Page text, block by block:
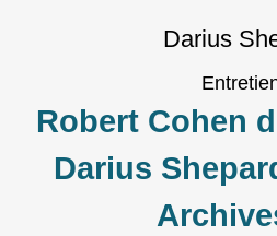
Darius
Robert Cohen
Darius